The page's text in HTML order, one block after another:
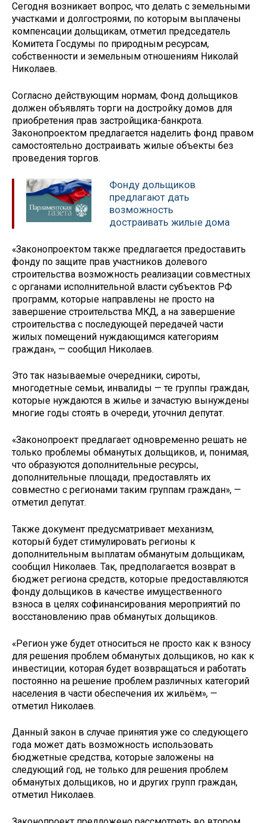
Сегодня возникает вопрос, что делать с земельными
участками и долгостроями, по которым выплачены
компенсации дольщикам, отметил председатель
Комитета Госдумы по природным ресурсам,
собственности и земельным отношениям Николай
Николаев.
Согласно действующим нормам, Фонд дольщиков
должен объявлять торги на достройку домов для
приобретения прав застройщика-банкрота.
Законопроектом предлагается наделить фонд правом
самостоятельно достраивать жилые объекты без
проведения торгов.
Фонду дольщиков
предлагают дать
возможность
достраивать жилые дома
«Законопроектом также предлагается предоставить
фонду по защите прав участников долевого
строительства возможность реализации совместных
с органами исполнительной власти субъектов РФ
программ, которые направлены не просто на
завершение строительства МКД, а на завершение
строительства с последующей передачей части
жилых помещений нуждающимся категориям
граждан», — сообщил Николаев.
Это так называемые очередники, сироты,
многодетные семьи, инвалиды — те группы граждан,
которые нуждаются в жилье и зачастую вынуждены
многие годы стоять в очереди, уточнил депутат.
«Законопроект предлагает одновременно решать не
только проблемы обманутых дольщиков, и, понимая,
что образуются дополнительные ресурсы,
дополнительные площади, предоставлять их
совместно с регионами таким группам граждан», —
отметил депутат.
Также документ предусматривает механизм,
который будет стимулировать регионы к
дополнительным выплатам обманутым дольщикам,
сообщил Николаев. Так, предполагается возврат в
бюджет региона средств, которые предоставляются
фонду дольщиков в качестве имущественного
взноса в целях софинансирования мероприятий по
восстановлению прав обманутых дольщиков.
«Регион уже будет относиться не просто как к взносу
для решения проблем обманутых дольщиков, но как к
инвестиции, которая будет возвращаться и работать
постоянно на решение проблем различных категорий
населения в части обеспечения их жильём», —
отметил Николаев.
Данный закон в случае принятия уже со следующего
года может дать возможность использовать
бюджетные средства, которые заложены на
следующий год, не только для решения проблем
обманутых дольщиков, но и других групп граждан,
отметил Николаев.